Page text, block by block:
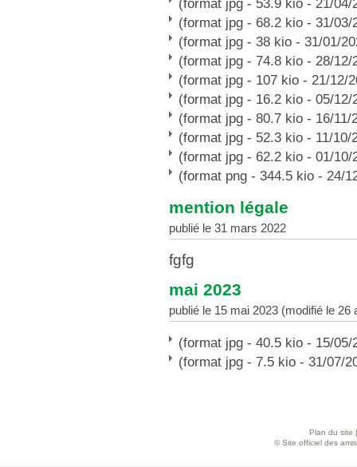
(format jpg - 53.9 kio - 21/04/
(format jpg - 68.2 kio - 31/03/
(format jpg - 38 kio - 31/01/
(format jpg - 74.8 kio - 28/12/
(format jpg - 107 kio - 21/12/
(format jpg - 16.2 kio - 05/12/
(format jpg - 80.7 kio - 16/11/
(format jpg - 52.3 kio - 11/10/
(format jpg - 62.2 kio - 01/10/
(format png - 344.5 kio - 24/
mention légale
publié le 31 mars 2022
fgfg
mai 2023
publié le 15 mai 2023 (modifié le 26
(format jpg - 40.5 kio - 15/05/
(format jpg - 7.5 kio - 31/07/
Plan du site
© Site officiel des